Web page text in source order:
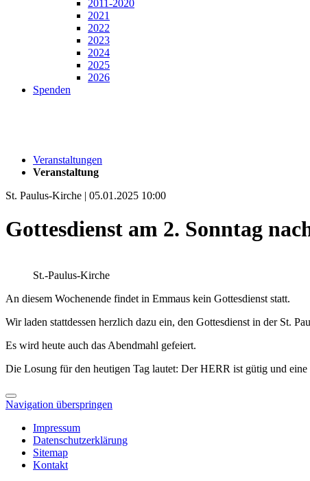
2011-2020
2021
2022
2023
2024
2025
2026
Spenden
Veranstaltungen
Veranstaltung
St. Paulus-Kirche | 05.01.2025 10:00
Gottesdienst am 2. Sonntag
St.-Paulus-Kirche
An diesem Wochenende findet in Emmaus kein Gottesdienst statt.
Wir laden stattdessen herzlich dazu ein, den Gottesdienst in der St.
Es wird heute auch das Abendmahl gefeiert.
Die Losung für den heutigen Tag lautet: Der HERR ist gütig und
Navigation überspringen
Impressum
Datenschutzerklärung
Sitemap
Kontakt